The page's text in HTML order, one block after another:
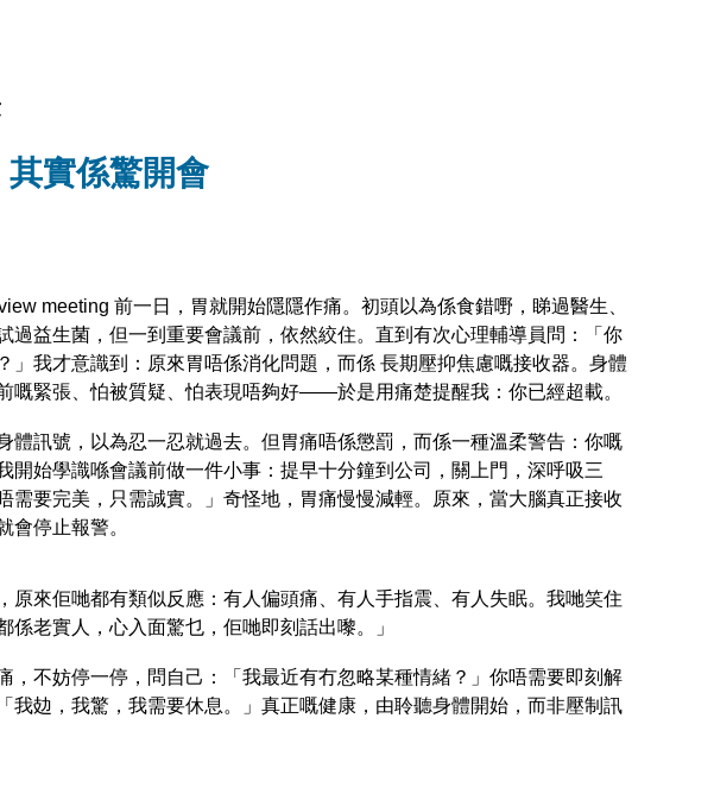
其實係驚開會
meeting 前一日，胃就開始隱隱作痛。初頭以為係食錯嘢，睇過醫生、
過益生菌，但一到重要會議前，依然絞住。直到有次心理輔導員問：「你
」我才意識到：原來胃唔係消化問題，而係 長期壓抑焦慮嘅接收器。身體
嘅緊張、怕被質疑、怕表現唔夠好——於是用痛楚提醒我：你已經超載。
體訊號，以為忍一忍就過去。但胃痛唔係懲罰，而係一種溫柔警告：你嘅
開始學識喺會議前做一件小事：提早十分鐘到公司，關上門，深呼吸三
需要完美，只需誠實。」奇怪地，胃痛慢慢減輕。原來，當大腦真正接收
會停止報警。
原來佢哋都有類似反應：有人偏頭痛、有人手指震、有人失眠。我哋笑住
係老實人，心入面驚乜，佢哋即刻話出嚟。」
，不妨停一停，問自己：「我最近有冇忽略某種情緒？」你唔需要即刻解
我攰，我驚，我需要休息。」真正嘅健康，由聆聽身體開始，而非壓制訊